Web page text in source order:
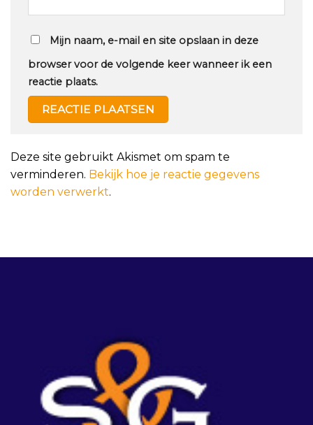
Mijn naam, e-mail en site opslaan in deze
browser voor de volgende keer wanneer ik een
reactie plaats.
Deze site gebruikt Akismet om spam te
verminderen. Bekijk hoe je reactie gegevens
worden verwerkt.